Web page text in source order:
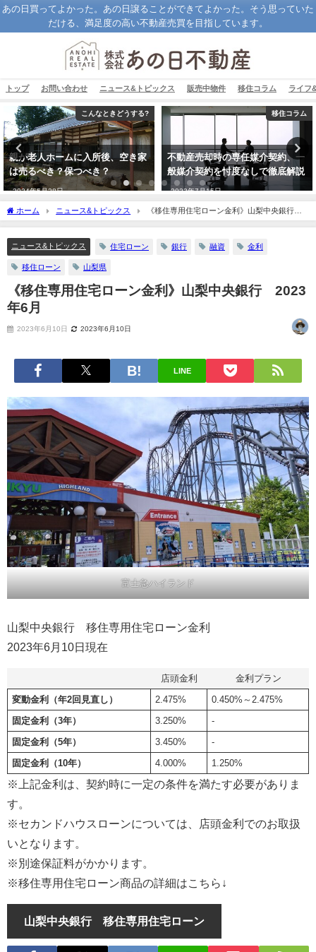
あの日買ってよかった。あの日譲ることができてよかった。そう思っていた
だける、満足度の高い不動産売買を目指しています。
トップ お問い合わせ ニュース&トピックス 販売中物件 移住コラム ライフ
こんなときどうする?
親が老人ホームに入所後、空き家
は売るべき？保つべき？
2024年5月28日
移住コラム
不動産売却時の専任媒介契約、一
般媒介契約を忖度なしで徹底解説
2023年7月15日
ホーム ニュース&トピックス
《移住専用住宅ローン金利》山梨中央銀行
2023年6月
ニュース&トピックス 住宅ローン 銀行 融資 金利
移住ローン 山梨県
《移住専用住宅ローン金利》山梨中央銀行 2023
年6月
2023年6月10日 2023年6月10日
LINE
富士急ハイランド
山梨中央銀行 移住専用住宅ローン金利
2023年6月10日現在
店頭金利 金利プラン
変動金利（年2回見直し） 2.475% 0.450%～2.475%
固定金利（3年） 3.250% -
固定金利（5年） 3.450% -
固定金利（10年） 4.000% 1.250%
※上記金利は、契約時に一定の条件を満たす必要がありま
す。
※セカンドハウスローンについては、店頭金利でのお取扱
いとなります。
※別途保証料がかかります。
※移住専用住宅ローン商品の詳細はこちら↓
山梨中央銀行 移住専用住宅ローン